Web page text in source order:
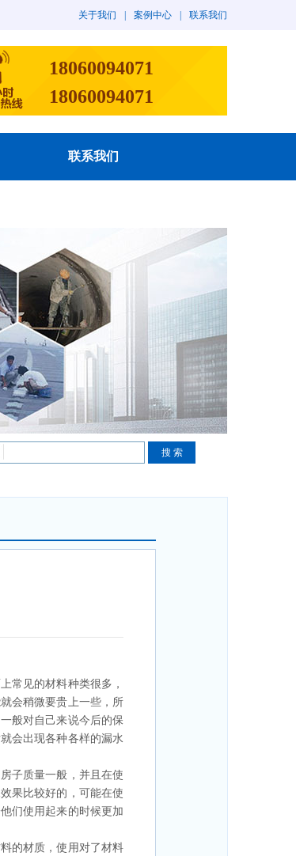
关于我们 案例中心 联系我们
18060094071
18060094071
联系我们
常见的材料种类很多，
会稍微要贵上一些，所
般对自己来说今后的保
会出现各种各样的漏水
子质量一般，并且在使
果比较好的，可能在使
们使用起来的时候更加
的材质，使用对了材料